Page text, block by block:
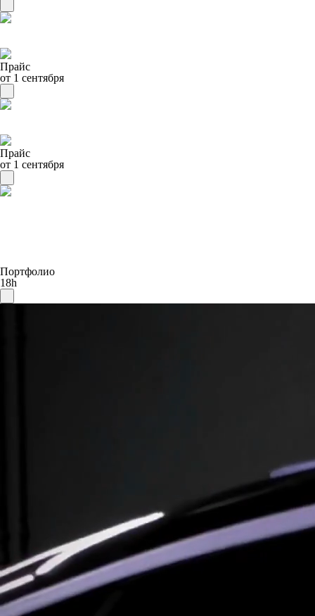
Прайс
от 1 сентября
Прайс
от 1 сентября
Портфолио
18h